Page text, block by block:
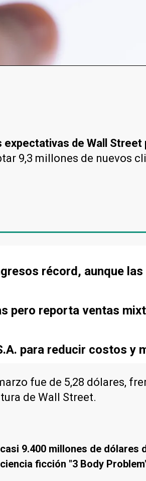
expectativas de Wall
9,3 millones de nuevos
récord, aunque
pero reporta ventas
para reducir costos y
fue de 5,28 dólares,
de Wall Street.
9.400 millones de dólares
ficción "3 Body